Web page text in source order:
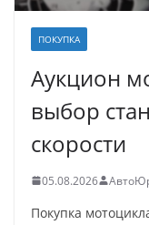
ПОКУПКА
Аукцион
выбор
скорости
05.08.2026
Покупка